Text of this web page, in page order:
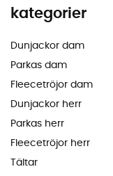
kategorier
Dunjackor dam
Parkas dam
Fleecetröjor dam
Dunjackor herr
Parkas herr
Fleecetröjor herr
Tältar